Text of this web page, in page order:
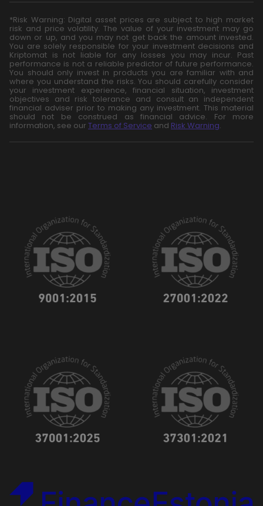
*Risk Warning: Digital asset prices are subject to high market
risk and price volatility. The value of your investment may go
down or up, and you may not get back the amount invested.
You are solely responsible for your investment decisions and
Kriptomat is not liable for any losses you may incur. Past
performance is not a reliable predictor of future performance.
You should only invest in products you are familiar with and
where you understand the risks. You should carefully consider
your investment experience, financial situation, investment
objectives and risk tolerance and consult an independent
financial adviser prior to making any investment. This material
should not be construed as financial advice. For more
information, see our Terms of Service and Risk Warning.